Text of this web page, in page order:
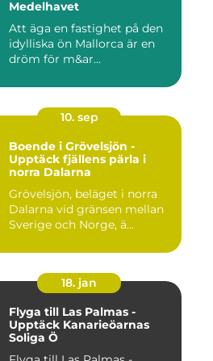
Medelhavet
Att äga en fastighet på den
idylliska ön Mallorca är en
dröm för m&ar...
10. sep
Boende i Grövelsjön -
Upptäck fjällens pärla i
norra Dalarna
Grövelsjön, beläget i norra
Dalarna vid gränsen mellan
Sverige och Norge, ä...
18. jan
Flyga till Las Palmas -
Upptäck Kanarieöarnas
Soliga Ö